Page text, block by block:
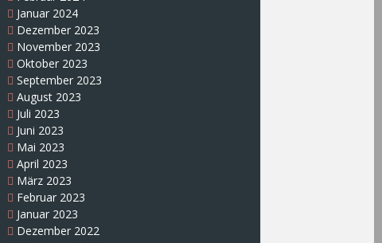
Januar 2024
Dezember 2023
November 2023
Oktober 2023
September 2023
August 2023
Juli 2023
Juni 2023
Mai 2023
April 2023
März 2023
Februar 2023
Januar 2023
Dezember 2022